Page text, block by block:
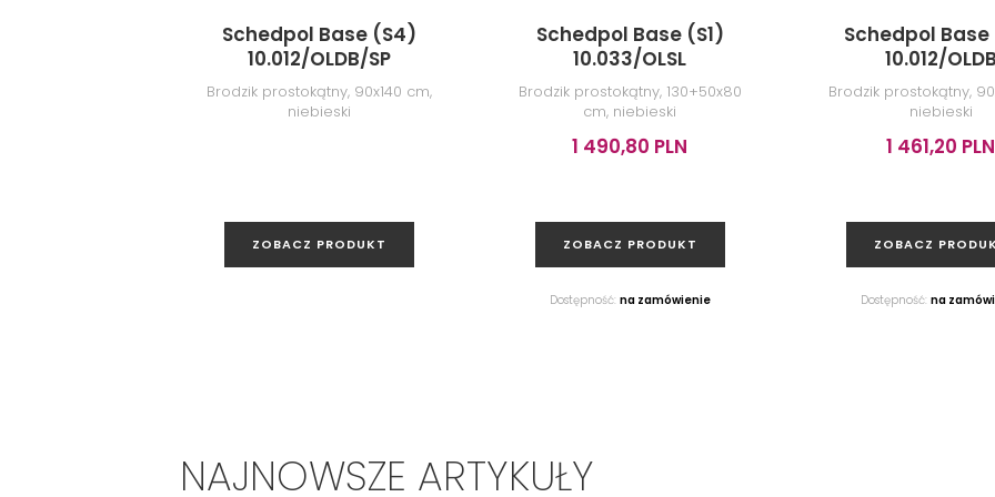
Schedpol Base (S4)
10.012/OLDB/SP
Brodzik prostokątny, 90x140 cm,
niebieski
ZOBACZ PRODUKT
Schedpol Base (S1)
10.033/OLSL
Brodzik prostokątny, 130+50x80
cm, niebieski
1 490,80 PLN
ZOBACZ PRODUKT
Dostępność: na zamówienie
Schedpol
10.012/OLDB
Brodzik prostokątny,
niebieski
1 461,20 PLN
ZOBACZ
Dostępność: na
NAJNOWSZE ARTYKUŁY